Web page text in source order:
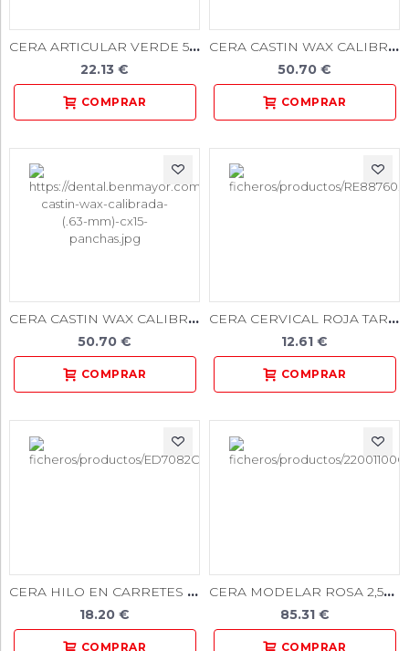
CERA ARTICULAR VERDE 50 BARRAS
22.13 €
CERA CASTIN WAX CALIBRADA (.50 MM) CX15 PANCHAS
50.70 €
CERA CASTIN WAX CALIBRADA (.63 MM) CX15 PANCHAS
50.70 €
CERA CERVICAL ROJA TARRINA 50gr.
12.61 €
CERA HILO EN CARRETES AZUL 250GR
18.20 €
CERA MODELAR ROSA 2,5000GR. 110u.
85.31 €